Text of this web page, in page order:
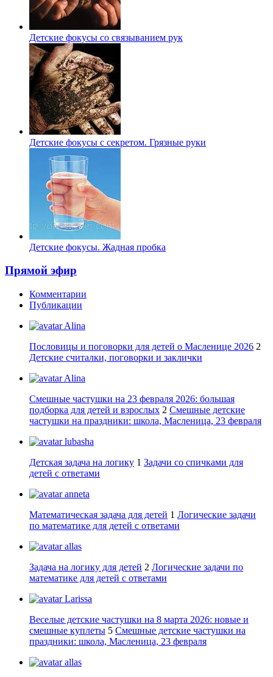
Детские фокусы со связыванием рук
Детские фокусы с секретом. Грязные руки
Детские фокусы. Жадная пробка
Прямой эфир
Комментарии
Публикации
Alina
Пословицы и поговорки для детей о Масленице 2026 2
Детские считалки, поговорки и заклички
Alina
Смешные частушки на 23 февраля 2026: большая
подборка для детей и взрослых 2 Смешные детские
частушки на праздники: школа, Масленица, 23 февраля
lubasha
Детская задача на логику 1 Задачи со спичками для
детей с ответами
anneta
Математическая задача для детей 1 Логические задачи
по математике для детей с ответами
allas
Задача на логику для детей 2 Логические задачи по
математике для детей с ответами
Larissa
Веселые детские частушки на 8 марта 2026: новые и
смешные куплеты 5 Смешные детские частушки на
праздники: школа, Масленица, 23 февраля
allas